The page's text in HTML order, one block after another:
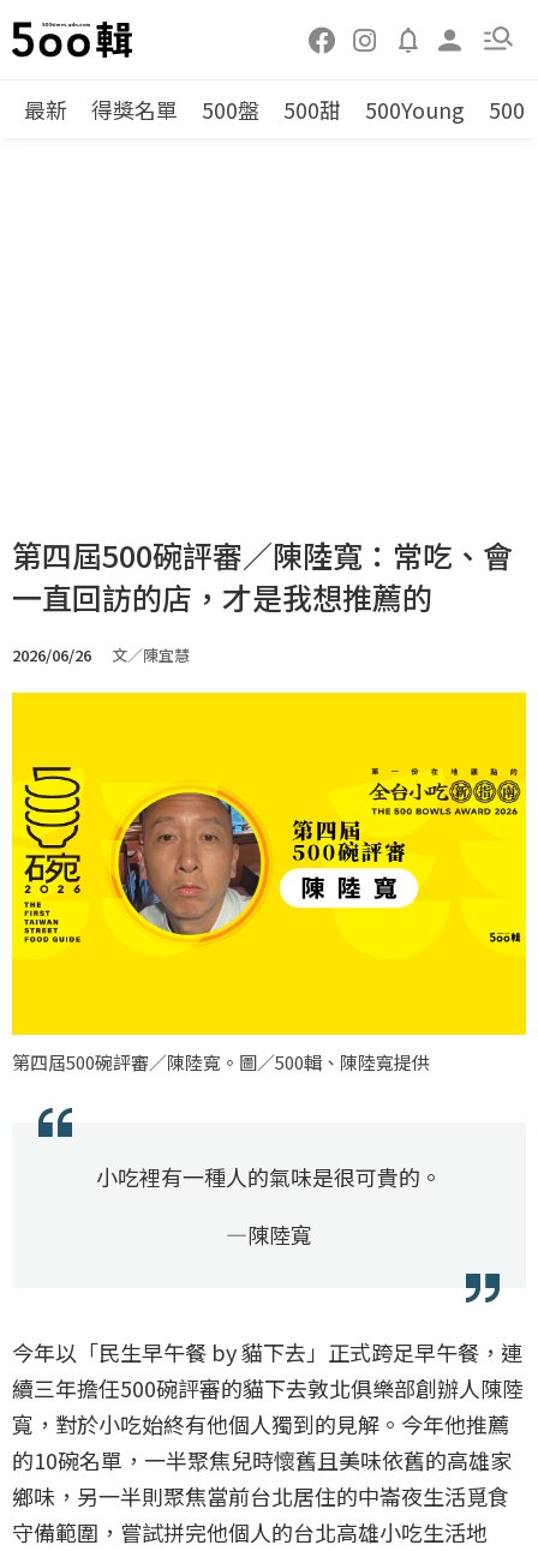
最新 得獎名單 500盤 500甜 500Young 500
第四屆500碗評審／陳陸寬：常吃、會
一直回訪的店，才是我想推薦的
2026/06/26 文／陳宜慧
第四屆500碗評審／陳陸寬。圖／500輯、陳陸寬提供
小吃裡有一種人的氣味是很可貴的。
—陳陸寬
今年以「民生早午餐 by 貓下去」正式跨足早午餐，連
續三年擔任500碗評審的貓下去敦北俱樂部創辦人陳陸
寬，對於小吃始終有他個人獨到的見解。今年他推薦
的10碗名單，一半聚焦兒時懷舊且美味依舊的高雄家
鄉味，另一半則聚焦當前台北居住的中崙夜生活覓食
守備範圍，嘗試拼完他個人的台北高雄小吃生活地